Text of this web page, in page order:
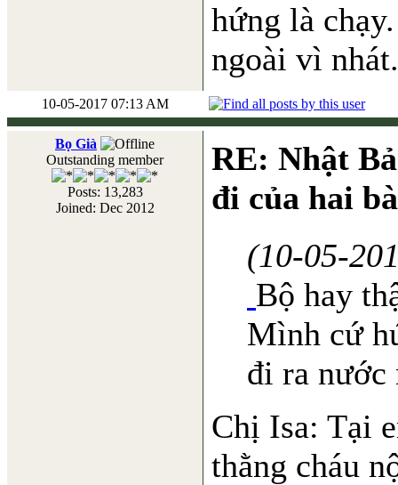
hứng là
ngoài vì nhát.
10-05-2017 07:13 AM
Bọ Già
Outstanding member
Posts: 13,283
Joined: Dec 2012
RE: Nhật
đi của hai
(10-05-
Bộ hay
Mình cứ
đi ra nước
Chị Isa: Tại
thằng cháu